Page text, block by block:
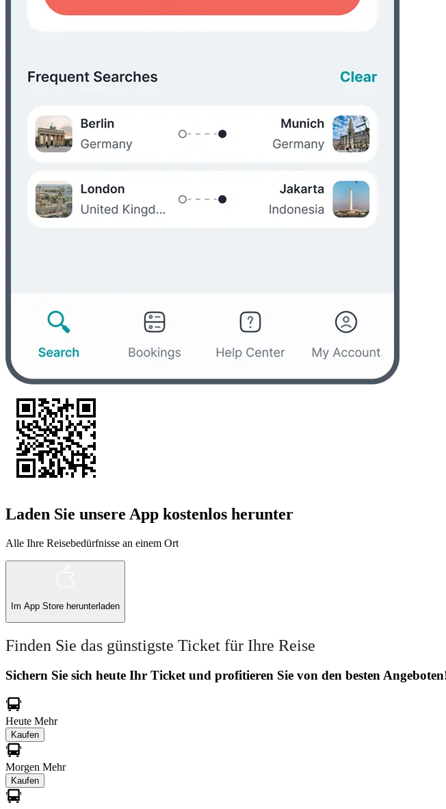
Laden Sie unsere App kostenlos herunter
Alle Ihre Reisebedürfnisse an einem Ort
Im App Store herunterladen
Finden Sie das günstigste Ticket für Ihre Reise
Sichern Sie sich heute Ihr Ticket und profitieren Sie von den besten
Heute Mehr
Kaufen
Morgen Mehr
Kaufen